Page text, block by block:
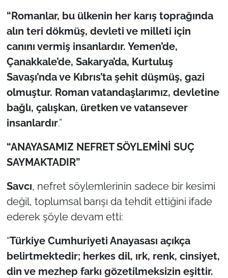
“Romanlar, bu ülkenin her karış toprağında
alın teri dökmüş, devleti ve milleti için
canını vermiş insanlardır. Yemen’de,
Çanakkale’de, Sakarya’da, Kurtuluş
Savaşı’nda ve Kıbrıs’ta şehit düşmüş, gazi
olmuştur. Roman vatandaşlarımız, devletine
bağlı, çalışkan, üretken ve vatansever
insanlardır.”
“ANAYASAMIZ NEFRET SÖYLEMİNİ SUÇ
SAYMAKTADIR”
Savcı, nefret söylemlerinin sadece bir kesimi
değil, toplumsal barışı da tehdit ettiğini ifade
ederek şöyle devam etti:
“Türkiye Cumhuriyeti Anayasası açıkça
belirtmektedir; herkes dil, ırk, renk, cinsiyet,
din ve mezhep farkı gözetilmeksizin eşittir.